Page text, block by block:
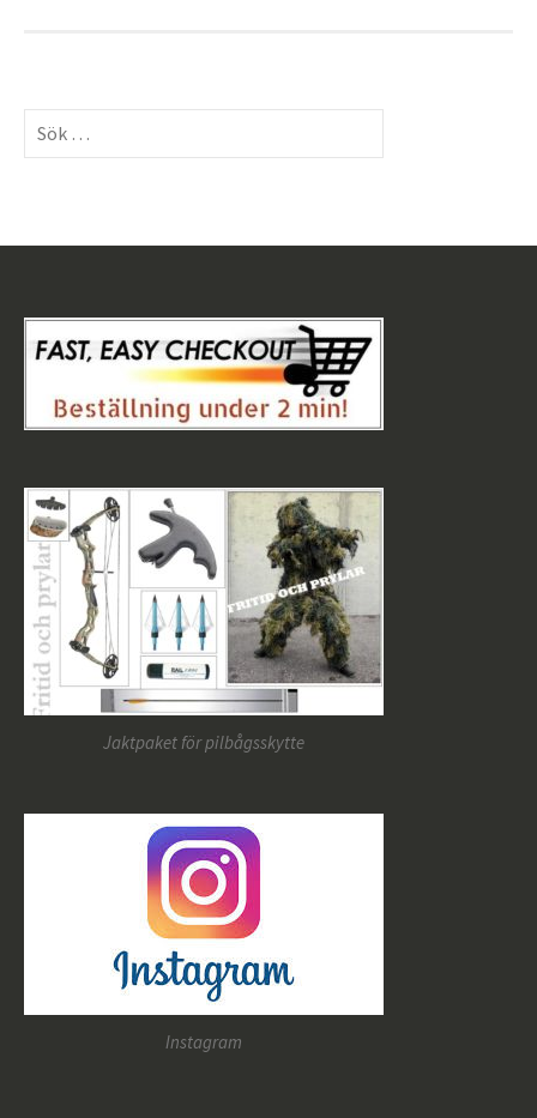
Sök
efter:
Jaktpaket för pilbågsskytte
Instagram